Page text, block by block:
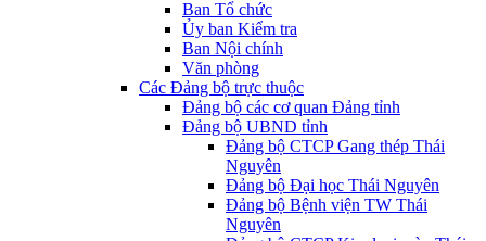
Ban Tổ chức
Ủy ban Kiểm tra
Ban Nội chính
Văn phòng
Các Đảng bộ trực thuộc
Đảng bộ các cơ quan Đảng tỉnh
Đảng bộ UBND tỉnh
Đảng bộ CTCP Gang thép Thái
Nguyên
Đảng bộ Đại học Thái Nguyên
Đảng bộ Bệnh viện TW Thái
Nguyên